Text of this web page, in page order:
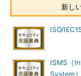
新し
ISO/
ISMS（
System